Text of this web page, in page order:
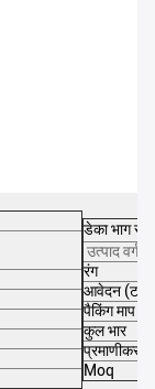
डेका भाग सं।
उत्पाद वर्ग
रंग
आवेदन (टन)
पैकिंग माप
कुल भार
प्रमाणीकरण
Moq